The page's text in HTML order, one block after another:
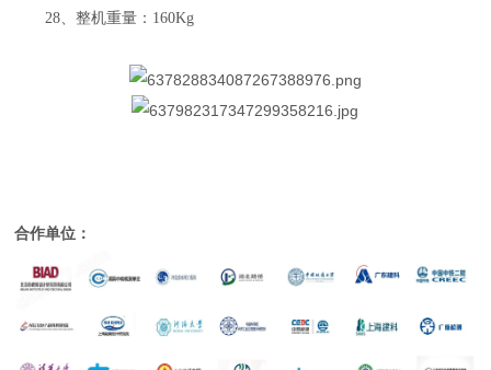
28 、整机重量： 160Kg
合作单位：